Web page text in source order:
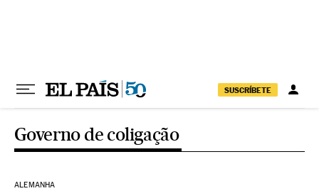
SUSCRÍBETE
Governo de coligação
ALEMANHA